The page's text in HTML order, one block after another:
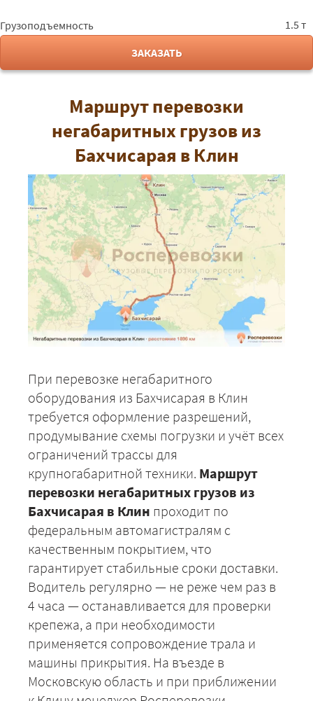
Грузоподъемность
1.5 т
ЗАКАЗАТЬ
Маршрут перевозки
негабаритных грузов из
Бахчисарая в Клин
При перевозке негабаритного
оборудования из Бахчисарая в Клин
требуется оформление разрешений,
продумывание схемы погрузки и учёт всех
ограничений трассы для
крупногабаритной техники. Маршрут
перевозки негабаритных грузов из
Бахчисарая в Клин проходит по
федеральным автомагистралям с
качественным покрытием, что
гарантирует стабильные сроки доставки.
Водитель регулярно — не реже чем раз в
4 часа — останавливается для проверки
крепежа, а при необходимости
применяется сопровождение трала и
машины прикрытия. На въезде в
Московскую область и при приближении